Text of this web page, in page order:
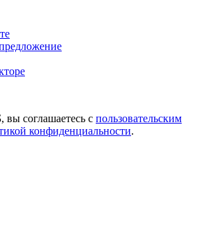
соглашаетесь с пользовательским
конфиденциальности.